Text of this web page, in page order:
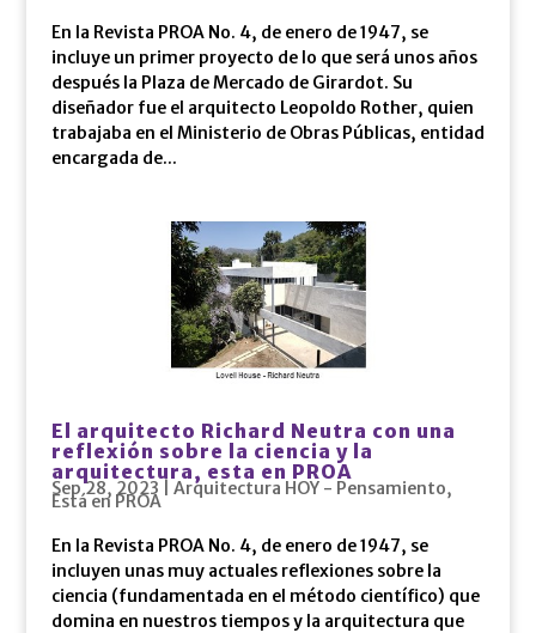
En la Revista PROA No. 4, de enero de 1947, se
incluye un primer proyecto de lo que será unos años
después la Plaza de Mercado de Girardot. Su
diseñador fue el arquitecto Leopoldo Rother, quien
trabajaba en el Ministerio de Obras Públicas, entidad
encargada de...
El arquitecto Richard Neutra con una
reflexión sobre la ciencia y la
arquitectura, esta en PROA
Sep 28, 2023 Arquitectura HOY - Pensamiento,
Está en PROA
En la Revista PROA No. 4, de enero de 1947, se
incluyen unas muy actuales reflexiones sobre la
ciencia (fundamentada en el método científico) que
domina en nuestros tiempos y la arquitectura que